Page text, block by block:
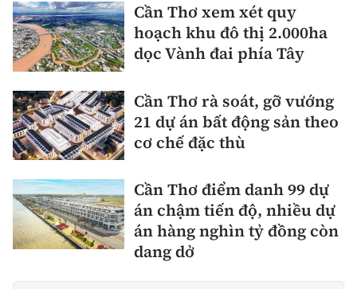
Cần Thơ xem xét quy
hoạch khu đô thị 2.000ha
dọc Vành đai phía Tây
Cần Thơ rà soát, gỡ vướng
21 dự án bất động sản theo
cơ chế đặc thù
Cần Thơ điểm danh 99 dự
án chậm tiến độ, nhiều dự
án hàng nghìn tỷ đồng còn
dang dở